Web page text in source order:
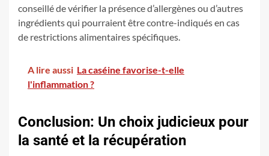
conseillé de vérifier la présence d’allergènes ou d’autres
ingrédients qui pourraient être contre-indiqués en cas
de restrictions alimentaires spécifiques.
A lire aussi La caséine favorise-t-elle
l'inflammation ?
Conclusion: Un choix judicieux pour
la santé et la récupération